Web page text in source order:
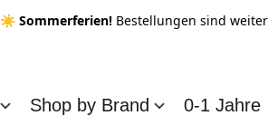
☀️ Sommerferien! Bestellungen sind
Shop by Brand 0-1 Jahre